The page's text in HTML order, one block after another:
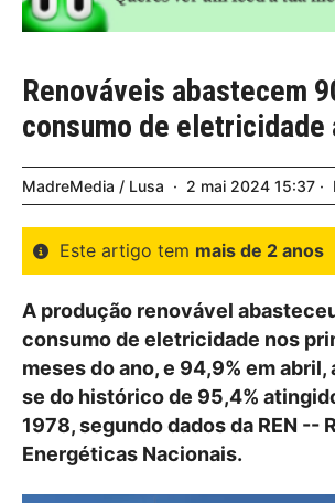
Renováveis abastecem
consumo de eletricidade
MadreMedia / Lusa 2 mai 2024 15:37
Este artigo tem mais de 2 anos
A produção renovável
consumo de eletricidade nos
meses do ano, e 94,9% em
se do histórico de 95,4%
1978, segundo dados da REN --
Energéticas Nacionais.